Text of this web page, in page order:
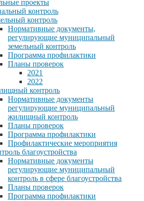
проекты
контроль
контроль
Нормативные документы,
регулирующие муниципальный
земельный контроль
Программа профилактики
Планы проверок
2021
2022
контроль
Нормативные документы
регулирующие муниципальный
жилищный контроль
Планы проверок
Программа профилактики
Профилактические мероприятия
благоустройства
Нормативные документы
регулирующие муниципальный
контроль в сфере благоустройства
Планы проверок
Программа профилактики